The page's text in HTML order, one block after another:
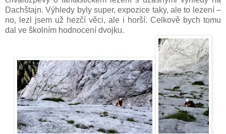
Dachštajn. Výhledy byly super, expozice taky, ale to lezení –
no, lezl jsem už hezčí věci, ale i horší. Celkově bych tomu
dal ve školním hodnocení dvojku.